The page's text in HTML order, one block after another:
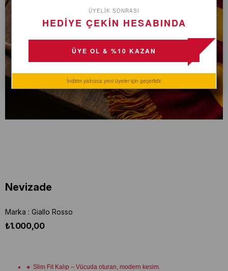
Nevizade
Marka : Giallo Rosso
₺1.000,00
🔸 Slim Fit Kalıp – Vücuda oturan, modern kesim.
ÜYELIK SONRASI
HEDİYE ÇEKİN HESABINDA
ÜYE OL & %10 KAZAN
İndirim yalnızca yeni üyeler için geçerlidir.